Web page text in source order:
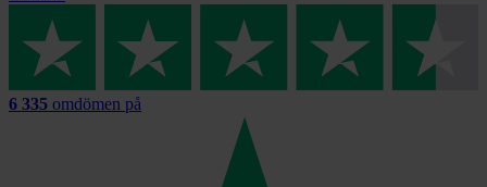
6 335 omdömen på